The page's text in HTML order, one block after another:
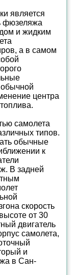
является
фюзеляжа
и жидким
а в самом
центра
самолета
типов.
обычные
к
В задней
скорость
от 30
двигатель
самолета,
и
в Сан-